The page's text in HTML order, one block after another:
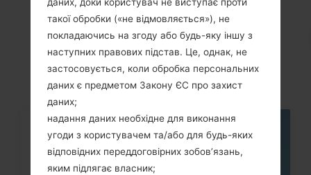
Статті
LGKG248(LGKG248)
такої обробки («не відмовляється»), не
покладаючись на згоду або будь-яку іншу з
наступних правових підстав. Це, однак, не
застосовується, коли обробка персональних
даних є предметом Закону ЄС про захист
даних;
надання даних необхідне для виконання
угоди з користувачем та/або для будь-яких
відповідних переддоговірних зобов’язань,
яким підлягає власник;